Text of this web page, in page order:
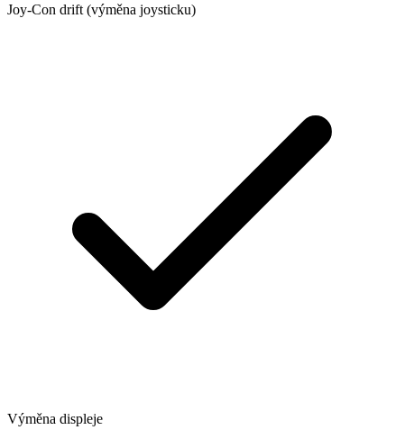
Joy-Con drift (výměna joysticku)
Výměna displeje